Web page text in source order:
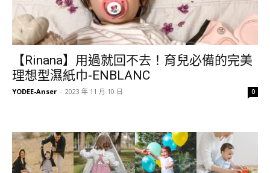
【Rinana】用過就回不去！育兒必備的完美
理想型濕紙巾-ENBLANC
YODEE-Anser - 2023 年 11 月 10 日 0